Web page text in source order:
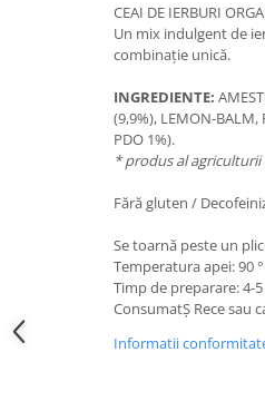
CEAI DE IERBURI
Un mix indulgent de
combinație unică.
INGREDIENTE:
(9,9%), LEMON-BALM,
PDO 1%).
* produs al agriculturii
Fără gluten /
Se toarnă peste un
Temperatura apei: 90 °
Timp de preparare: 4-
ConsumatȘ Rece sau
Informatii